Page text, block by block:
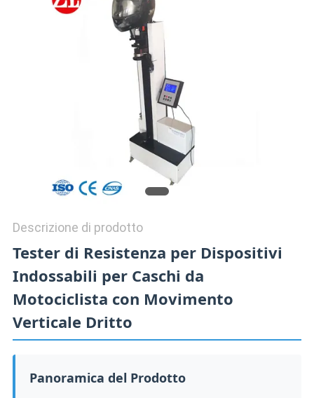
SITEMAP
Descrizione di prodotto
Tester di Resistenza per Dispositivi
Indossabili per Caschi da
Motociclista con Movimento
Verticale Dritto
Panoramica del Prodotto